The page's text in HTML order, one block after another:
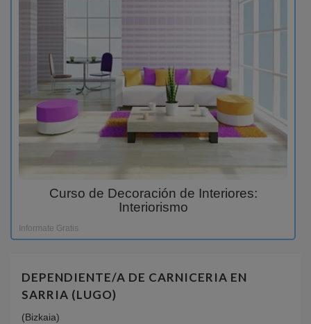
Curso de Decoración de Interiores:
Interiorismo
Informate Gratis
DEPENDIENTE/A DE CARNICERIA EN
SARRIA (LUGO)
(Bizkaia)